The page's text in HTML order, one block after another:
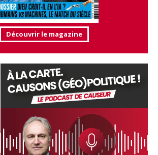
Découvrir le magazine